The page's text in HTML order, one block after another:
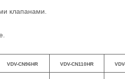
клапанами.
VDV-CN96HR VDV-CN110HR